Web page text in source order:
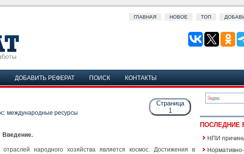
ГЛАВНАЯ НОВОЕ ТОП
ДОБАВИТЬ РЕФЕРАТ ПОИСК КОНТАКТЫ
Страница
1
международные ресурсы
Введение.
народного хозяйства является космос. Достижения в
ПОСЛЕДНИЕ
НПИ